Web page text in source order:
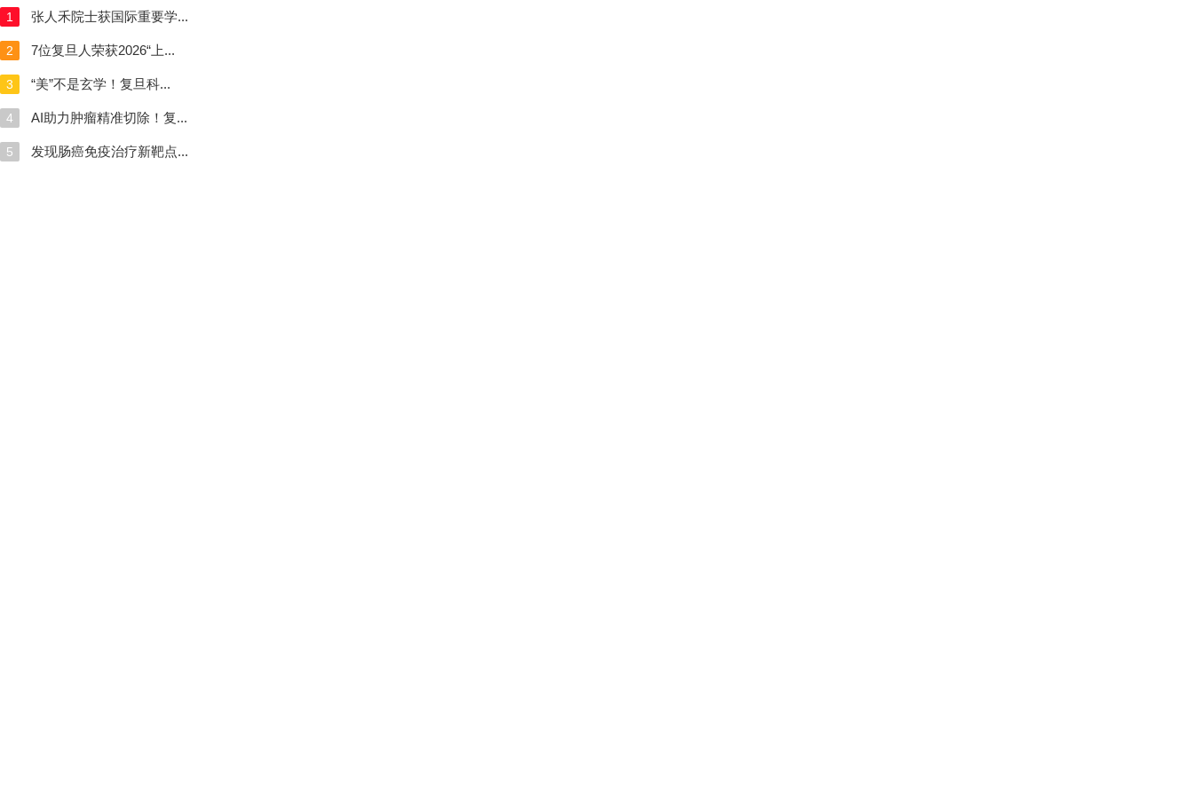
1 张人禾院士获国际重要学...
2 7位复旦人荣获2026“上...
3 “美”不是玄学！复旦科...
4 AI助力肿瘤精准切除！复...
5 发现肠癌免疫治疗新靶点...